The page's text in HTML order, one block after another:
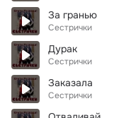
За гранью
Сестрички
Дурак
Сестрички
Заказала
Сестрички